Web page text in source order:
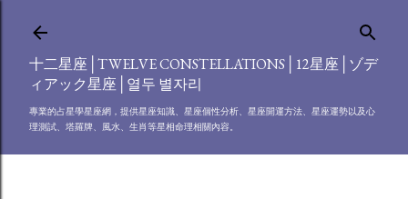
十二星座│TWELVE CONSTELLATIONS│12星座│ゾデ
ィアック星座│열두 별자리
專業的占星學星座網，提供星座知識、星座個性分析、星座開運方法、星座運勢以及心
理測試、塔羅牌、風水、生肖等星相命理相關內容。